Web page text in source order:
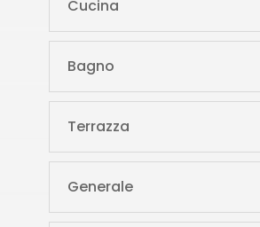
Cucina
Bagno
Terrazza
Generale